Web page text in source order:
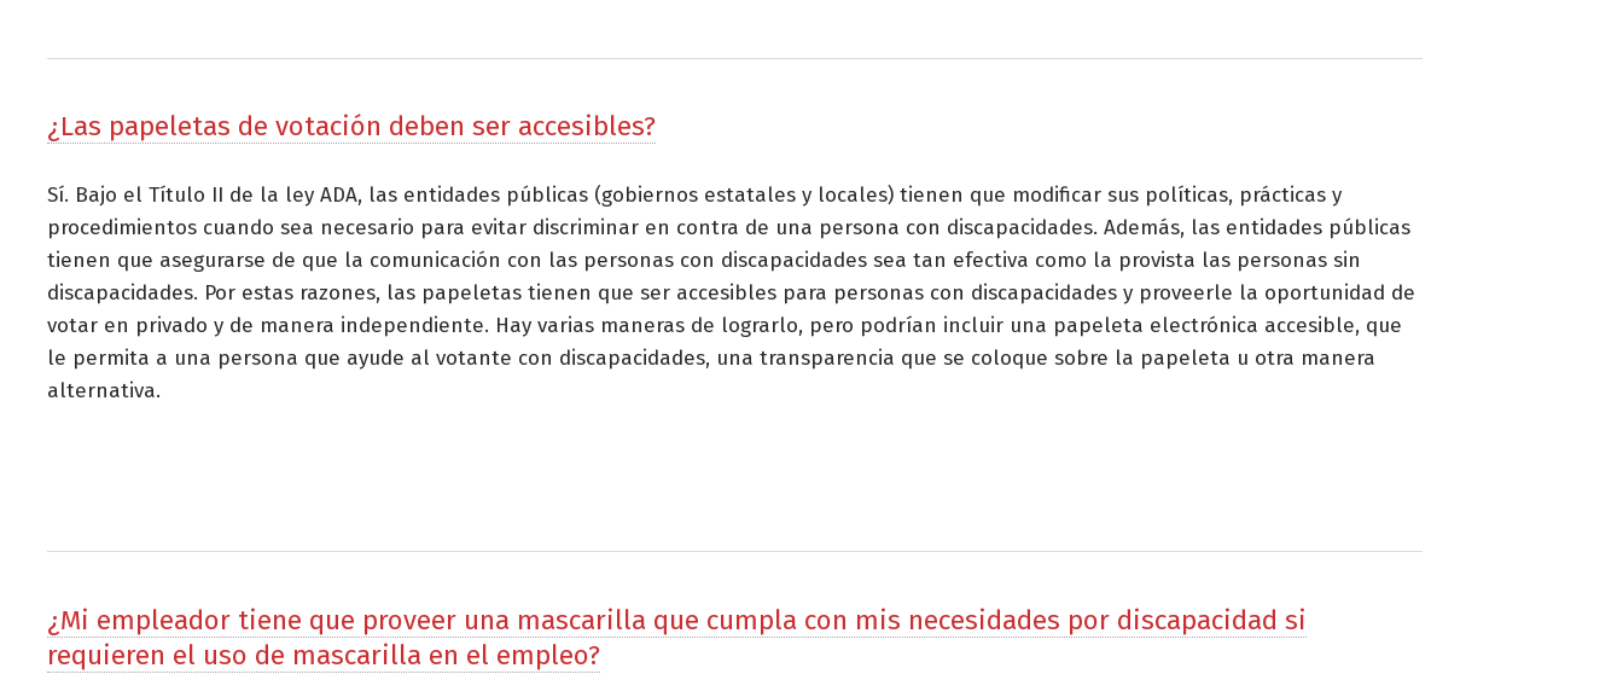
¿Las papeletas de votación deben ser accesibles?
Sí. Bajo el Título II de la ley ADA, las entidades públicas (gobiernos estatales y locales) tienen que modificar sus políticas, prácticas y
procedimientos cuando sea necesario para evitar discriminar en contra de una persona con discapacidades. Además, las entidades públicas
tienen que asegurarse de que la comunicación con las personas con discapacidades sea tan efectiva como la provista las personas sin
discapacidades. Por estas razones, las papeletas tienen que ser accesibles para personas con discapacidades y proveerle la oportunidad de
votar en privado y de manera independiente. Hay varias maneras de lograrlo, pero podrían incluir una papeleta electrónica accesible, que
le permita a una persona que ayude al votante con discapacidades, una transparencia que se coloque sobre la papeleta u otra manera
alternativa.
¿Mi empleador tiene que proveer una mascarilla que cumpla con mis necesidades por discapacidad si
requieren el uso de mascarilla en el empleo?